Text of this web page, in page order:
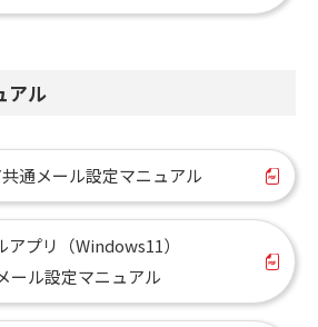
アル
通メール設定マニュアル
アプリ（Windows11）
ール設定マニュアル